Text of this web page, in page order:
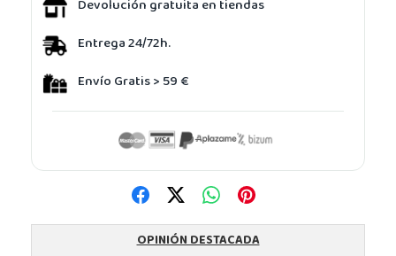
Devolución gratuita en tiendas
Entrega 24/72h.
Envío Gratis > 59 €
OPINIÓN DESTACADA